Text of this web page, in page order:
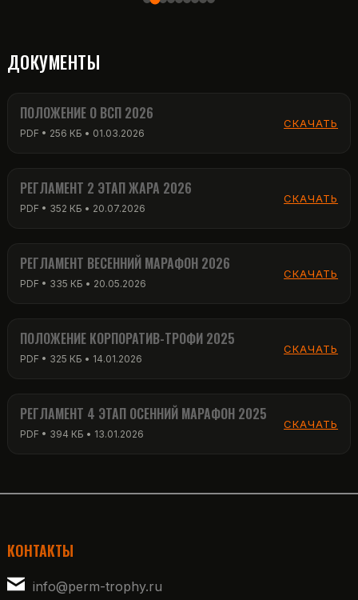
ПОЛОЖЕНИЕ О ВСП 2026
РЕГЛАМЕНТ 2 ЭТАП ЖАРА 2026
РЕГЛАМЕНТ ВЕСЕННИЙ МАРАФОН 2026
ПОЛОЖЕНИЕ КОРПОРАТИВ-ТРОФИ 2025
РЕГЛАМЕНТ 4 ЭТАП ОСЕННИЙ МАРАФОН 2025
КОНТАКТЫ